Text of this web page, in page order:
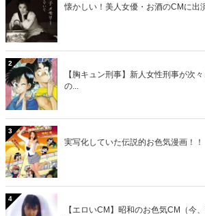
懐かしい！美人女優・お酒のCMに出
2
【胸キュン刑事】新人女性刑事が次
の...
3
実写化していた伝説的お色気漫画！！
4
【エロいCM】昭和のお色気CM（今